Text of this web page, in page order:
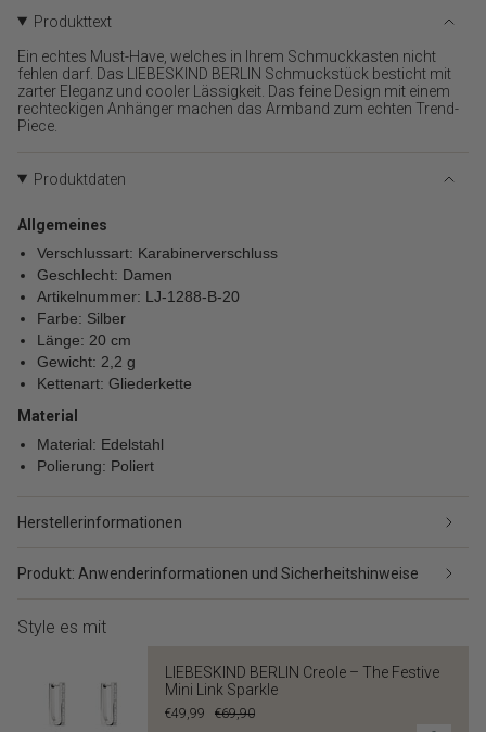
Warenkorb",
"decrease"=>"Menge
für
{{
product
}}
verringern",
von
quantity
"minimum_of"=>"Minimum
von
{{
quantity
}}",
"maximum_of"=>"Maximum
von
quantity
}}"}
Produkttext
Ein echtes Must-Have, welches in Ihrem Schmuckkasten nicht
fehlen darf. Das LIEBESKIND BERLIN Schmuckstück besticht mit
zarter Eleganz und cooler Lässigkeit. Das feine Design mit einem
rechteckigen Anhänger machen das Armband zum echten Trend-
Piece.
Produktdaten
Allgemeines
Verschlussart: Karabinerverschluss
Geschlecht: Damen
Artikelnummer: LJ-1288-B-20
Farbe: Silber
Länge: 20 cm
Gewicht: 2,2 g
Kettenart: Gliederkette
Material
Material: Edelstahl
Polierung: Poliert
Herstellerinformationen
Produkt: Anwenderinformationen und Sicherheitshinweise
Style es mit
LIEBESKIND BERLIN Creole – The Festive
Mini Link Sparkle
€49,99 €69,90